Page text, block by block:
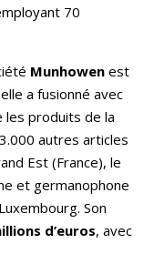
70
Munhowen est
a fusionné avec
les produits de la
autres articles
Est (France), le
et germanophone
Son
d’euros, avec